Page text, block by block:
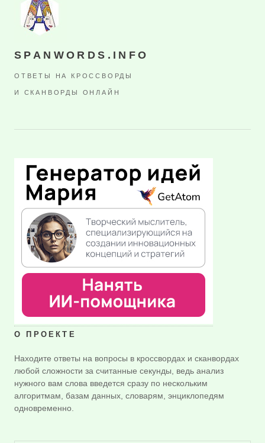
SPANWORDS.INFO
ОТВЕТЫ НА КРОССВОРДЫ
И СКАНВОРДЫ ОНЛАЙН
О ПРОЕКТЕ
Находите ответы на вопросы в кроссвордах и сканвордах
любой сложности за считанные секунды, ведь анализ
нужного вам слова введется сразу по нескольким
алгоритмам, базам данных, словарям, энциклопедям
одновременно.